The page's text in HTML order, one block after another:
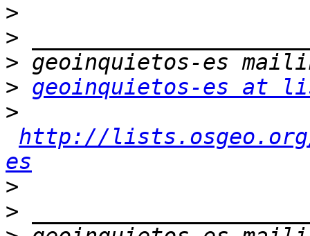
>
>
>
> geoinquietos-es at
>
http://
es
>
>